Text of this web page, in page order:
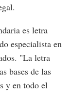
es letra
especialista en
"La letra
bases de las
y en todo el